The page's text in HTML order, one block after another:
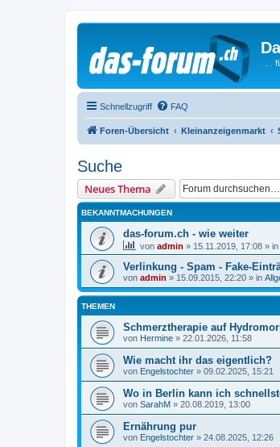
. . .
Schnellzugriff FAQ
Foren-Übersicht Kleinanzeigenmarkt
Suche
Neues Thema
BEKANNTMACHUNGEN
das-forum.ch - wie weiter
von admin » 15.11.2019, 17:08 » in
Verlinkung - Spam - Fake-
von admin » 15.09.2015, 22:20 » in
THEMEN
Schmerztherapie auf
von Hermine » 22.01.2026, 11:58
Wie macht ihr das eigentlich?
von Engelstochter » 09.02.2025, 15:21
Wo in Berlin kann ich
von SarahM » 20.08.2019, 13:00
Ernährung pur
von Engelstochter » 24.08.2025, 12:26